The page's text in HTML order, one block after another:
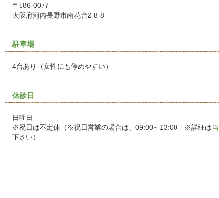
〒586-0077
大阪府河内長野市南花台2-8-8
駐車場
4台あり（女性にも停めやすい）
休診日
日曜日
※祝日は不定休（※祝日営業の場合は、09:00～13:00 ※詳細は
下さい）